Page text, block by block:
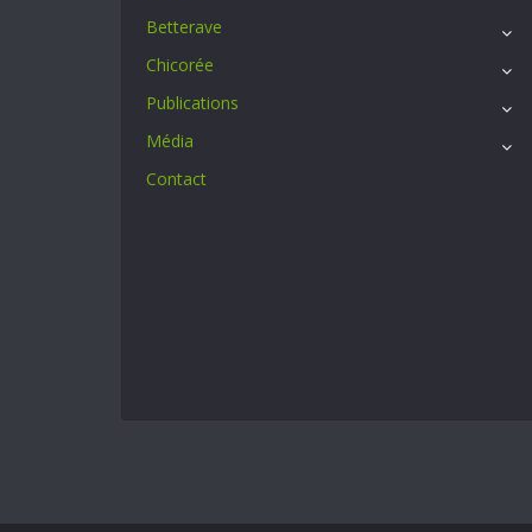
Betterave
Chicorée
Publications
Média
Contact